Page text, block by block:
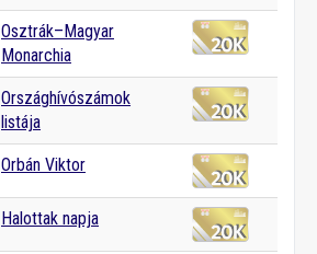
Osztrák–Magyar
Monarchia
Országhívószámok
listája
Orbán Viktor
Halottak napja